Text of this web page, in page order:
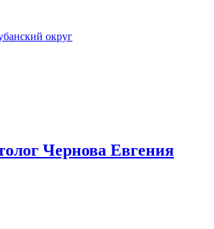
округ
Чернова Евгения